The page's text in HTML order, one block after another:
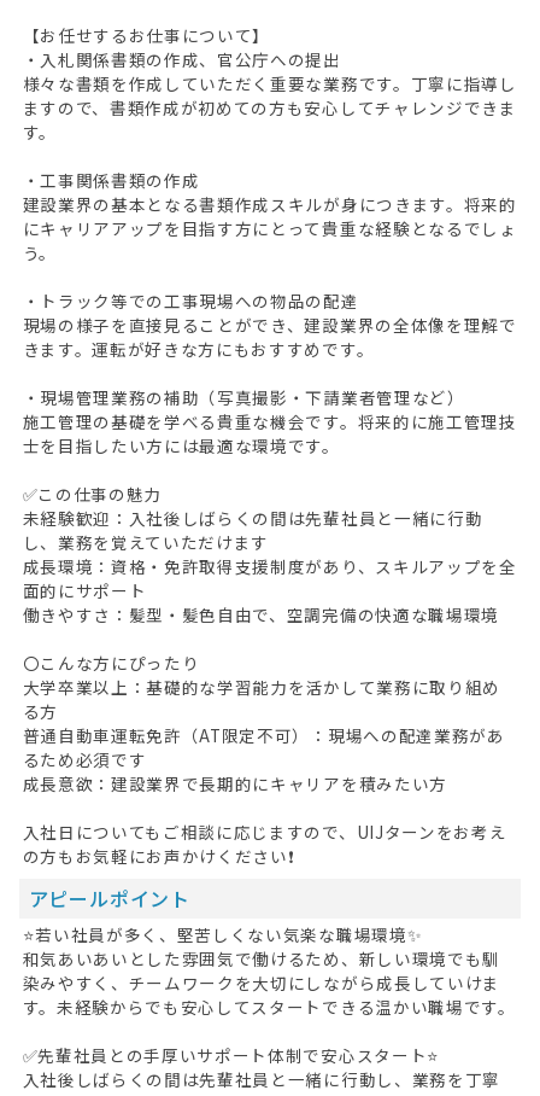
【お任せするお仕事について】
・入札関係書類の作成、官公庁への提出
様々な書類を作成していただく重要な業務です。丁寧に指導し
ますので、書類作成が初めての方も安心してチャレンジできま
す。
・工事関係書類の作成
建設業界の基本となる書類作成スキルが身につきます。将来的
にキャリアアップを目指す方にとって貴重な経験となるでしょ
う。
・トラック等での工事現場への物品の配達
現場の様子を直接見ることができ、建設業界の全体像を理解で
きます。運転が好きな方にもおすすめです。
・現場管理業務の補助（写真撮影・下請業者管理など）
施工管理の基礎を学べる貴重な機会です。将来的に施工管理技
士を目指したい方には最適な環境です。
✅この仕事の魅力
未経験歓迎：入社後しばらくの間は先輩社員と一緒に行動
し、業務を覚えていただけます
成長環境：資格・免許取得支援制度があり、スキルアップを全
面的にサポート
働きやすさ：髪型・髪色自由で、空調完備の快適な職場環境
〇こんな方にぴったり
大学卒業以上：基礎的な学習能力を活かして業務に取り組め
る方
普通自動車運転免許（AT限定不可）：現場への配達業務があ
るため必須です
成長意欲：建設業界で長期的にキャリアを積みたい方
入社日についてもご相談に応じますので、UIJターンをお考え
の方もお気軽にお声かけください❗
アピールポイント
⭐若い社員が多く、堅苦しくない気楽な職場環境✨
和気あいあいとした雰囲気で働けるため、新しい環境でも馴
染みやすく、チームワークを大切にしながら成長していけま
す。未経験からでも安心してスタートできる温かい職場です。
✅先輩社員との手厚いサポート体制で安心スタート⭐
入社後しばらくの間は先輩社員と一緒に行動し、業務を丁寧